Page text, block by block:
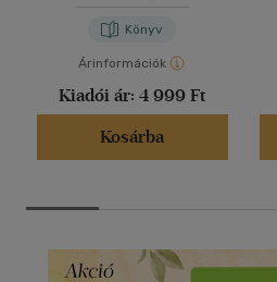
Könyv
Árinformációk
Kiadói ár: 4 999 Ft
Kosárba